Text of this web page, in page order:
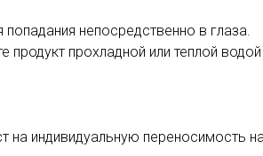
непосредственно в глаза.
прохладной или теплой водой
на индивидуальную переносимость